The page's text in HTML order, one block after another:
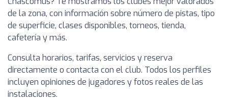
de la zona, con información sobre número de pistas, tipo
de superficie, clases disponibles, torneos, tienda,
cafetería y más.
Consulta horarios, tarifas, servicios y reserva
directamente o contacta con el club. Todos los perfiles
incluyen opiniones de jugadores y fotos reales de las
instalaciones.